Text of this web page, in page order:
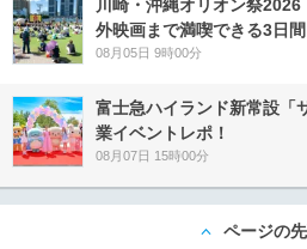
川崎・沖縄オリオン祭
外映画まで満喫できる3日間
08月05日 9時00分
富士急ハイランド新常設「
業イベントレポ！
08月07日 15時00分
ページの